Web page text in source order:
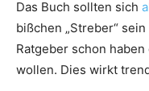
Das Buch sollten sich
bißchen „Streber“
Ratgeber schon
wollen. Dies wirkt